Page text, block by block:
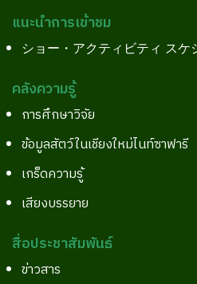
แนะนำการเข้าชม
ショー・アクティビティ スケ
คลังความรู้
การศึกษาวิจัย
ข้อมูลสัตว์ในเชียงใหม่ไนท์ซาฟารี
เกร็ดความรู้
เสียงบรรยาย
สื่อประชาสัมพันธ์
ข่าวสาร